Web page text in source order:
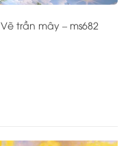
Vẽ trần mây – ms682